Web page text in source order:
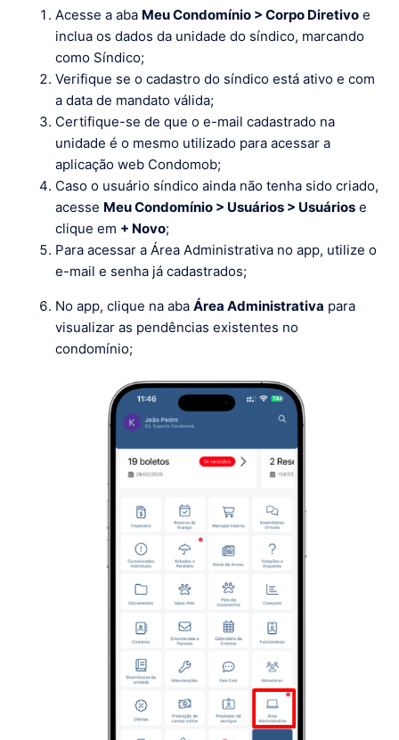
Acesse a aba Meu Condomínio > Corpo Diretivo e
inclua os dados da unidade do síndico, marcando
como Síndico;
Verifique se o cadastro do síndico está ativo e com
a data de mandato válida;
Certifique-se de que o e-mail cadastrado na
unidade é o mesmo utilizado para acessar a
aplicação web Condomob;
Caso o usuário síndico ainda não tenha sido criado,
acesse Meu Condomínio > Usuários > Usuários e
clique em + Novo;
Para acessar a Área Administrativa no app, utilize o
e-mail e senha já cadastrados;
No app, clique na abaÁrea Administrativa para
visualizar as pendências existentes no
condomínio;